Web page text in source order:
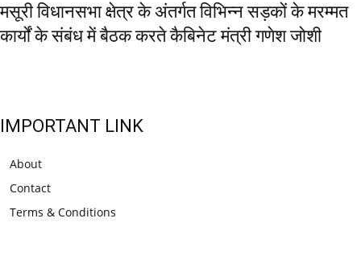
मसूरी विधानसभा क्षेत्र के अंतर्गत विभिन्न सड़कों के मरम्मत
कार्यों के संबंध में बैठक करते कैबिनेट मंत्री गणेश जोशी
IMPORTANT LINK
About
Contact
Terms & Conditions